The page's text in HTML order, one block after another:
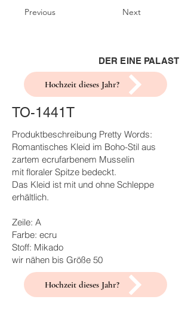
Previous Next
DER EINE PALAST
Hochzeit dieses Jahr?
TO-1441T
Produktbeschreibung Pretty Words:
Romantisches Kleid im Boho-Stil aus
zartem ecrufarbenem Musselin
mit floraler Spitze bedeckt.
Das Kleid ist mit und ohne Schleppe
erhältlich.
Zeile: A
Farbe: ecru
Stoff: Mikado
wir nähen bis Größe 50
Hochzeit dieses Jahr?